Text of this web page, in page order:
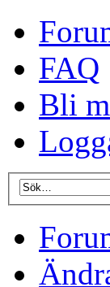
FAQ
Bli